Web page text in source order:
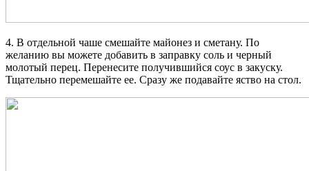
4. В отдельной чаше смешайте майонез и сметану. По
желанию вы можете добавить в заправку соль и черный
молотый перец. Перенесите получившийся соус в закуску.
Тщательно перемешайте ее. Сразу же подавайте яство на стол.